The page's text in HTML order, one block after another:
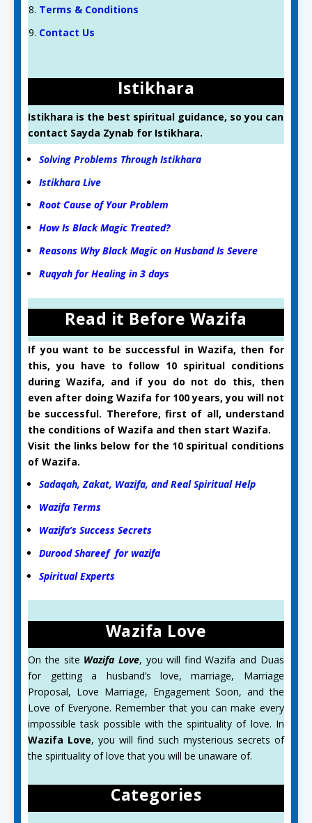
Terms & Conditions
Contact Us
Istikhara
Istikhara is the best spiritual guidance, so you can
contact Sayda Zynab for Istikhara.
Solving Problems Through Istikhara
Istikhara Live
Root Cause of Your Problem
How Is Black Magic Treated?
Reasons Why Black Magic on Husband Is Severe
Ruqyah for Healing in 3 days
Read it Before Wazifa
If you want to be successful in Wazifa, then for
this, you have to follow 10 spiritual conditions
during Wazifa, and if you do not do this, then
even after doing Wazifa for 100 years, you will not
be successful. Therefore, first of all, understand
the conditions of Wazifa and then start Wazifa.
Visit the links below for the 10 spiritual conditions
of Wazifa.
Sadaqah, Zakat, Wazifa, and Real Spiritual Help
Wazifa Terms
Wazifa’s Success Secrets
Durood Shareef for wazifa
Spiritual Experts
Wazifa Love
On the site Wazifa Love, you will find Wazifa and Duas
for getting a husband’s love, marriage, Marriage
Proposal, Love Marriage, Engagement Soon, and the
Love of Everyone. Remember that you can make every
impossible task possible with the spirituality of love. In
Wazifa Love, you will find such mysterious secrets of
the spirituality of love that you will be unaware of.
Categories